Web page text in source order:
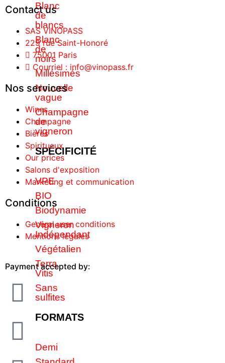
Blanc
de
blancs
Blanc
de
noirs
Millésimés
Nouvelle
vague
Champagne
de
vigneron
SPÉCIFICITÉ
VPE
BIO
Biodynamie
Vigneron
Indépendant
Végétalien
Terra
Vitis
Sans
sulfites
FORMATS
Demi
Contact us
SAS VINOPASS
229 rue Saint-Honoré
75001 Paris
Courriel : info@vinopass.fr
Nos services
Wines
Champagne
Bières
Spiritueux
Our prices
Salons d'exposition
Marketing et communication
Conditions
General user conditions
Mentions légales
Payment accepted by: